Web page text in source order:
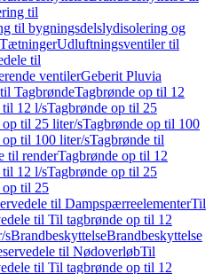
til
til bygningsdelslydisolering og
TætningerUdluftningsventiler til
til
ventilerGeberit Pluvia
TagbrøndeTagbrønde op til 12
til 12 l/sTagbrønde op til 25
op til 25 liter/sTagbrønde op til 100
op til 100 liter/sTagbrønde til
til renderTagbrønde op til 12
til 12 l/sTagbrønde op til 25
op til 25
til DampspærreelementerTil
til Til tagbrønde op til 12
sBrandbeskyttelseBrandbeskyttelse
til NødoverløbTil
til Til tagbrønde op til 12